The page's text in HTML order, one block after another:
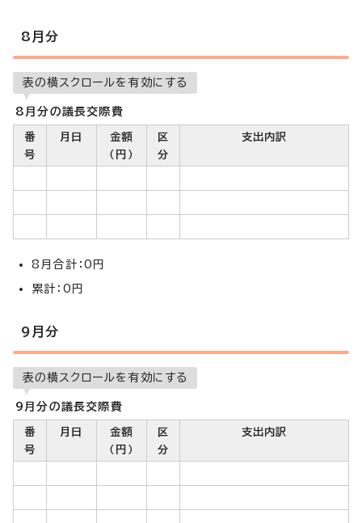
8月分
表の横スクロールを有効にする
8月分の議長交際費
番
号
月日
金額
（円）
区
分
支出内訳
8月合計：0円
累計：0円
9月分
表の横スクロールを有効にする
9月分の議長交際費
番
号
月日
金額
（円）
区
分
支出内訳